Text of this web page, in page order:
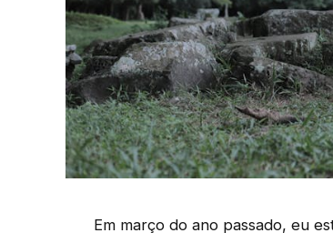
Em março do ano passado, eu